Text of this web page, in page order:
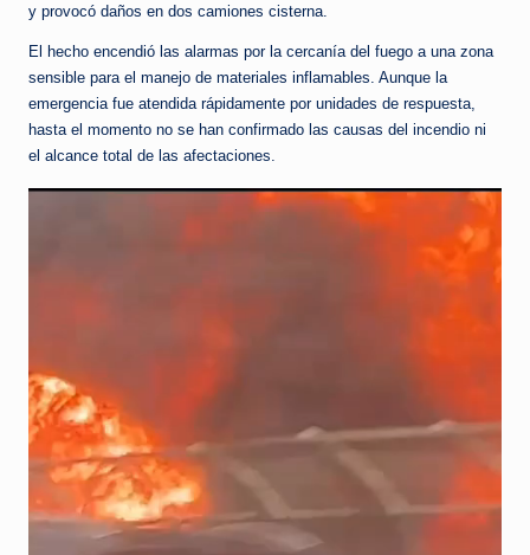
a
n
t
e
y provocó daños en dos camiones cisterna.
El hecho encendió las alarmas por la cercanía del fuego a una zona
sensible para el manejo de materiales inflamables. Aunque la
emergencia fue atendida rápidamente por unidades de respuesta,
hasta el momento no se han confirmado las causas del incendio ni
el alcance total de las afectaciones.